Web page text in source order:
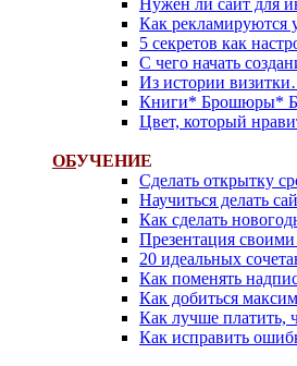
Нужен ли сайт для
Как рекламируются
5 секретов как
С чего начать
Из истории
Книги* Брошюры*
Цвет, который
ОБУЧЕНИЕ
Сделать открытку
Научиться делать
Как сделать
Презентация
20 идеальных
Как поменять
Как добиться
Как лучше платить,
Как исправить